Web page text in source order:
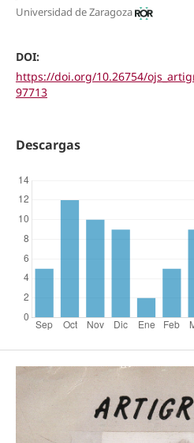
Universidad de Zaragoza
DOI:
https://doi.org/10.26754/
97713
Descargas